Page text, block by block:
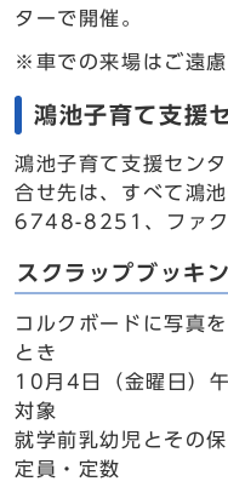
ターで開催。
※車での来場はご遠慮
鴻池子育て支援
鴻池子育て支援セン
合せ先は、すべて鴻
6748-8251、ファ
スクラップブッキ
コルクボードに写真
とき
10月4日（金曜日）
対象
就学前乳幼児とその
定員・定数